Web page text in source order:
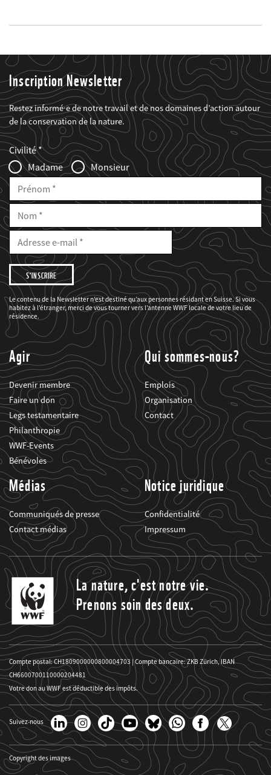
Inscription Newsletter
Restez informé·e de notre travail et de nos domaines d’action autour
de la conservation de la nature.
Web2Case
Infofelder
Fieldset
anrede_name
Civilité
Madame
Monsieur
Prénom
Nom
E-
Mail
Adresse
mail
Je
souhaite
être
informé(e)
des
projets
du
WWF.
Le contenu de la Newsletter n’est destiné qu’aux personnes résidant en Suisse. Si vous
habitez à l’étranger, merci de vous tourner vers l’antenne WWF locale de votre lieu de
résidence.
Agir
Devenir membre
Faire un don
Legs testamentaire
Philanthropie
WWF-Events
Bénévoles
Qui sommes-nous?
Emplois
Organisation
Contact
Médias
Communiqués de presse
Contact médias
Notice juridique
Confidentialité
Impressum
La nature, c'est notre vie.
Prenons soin des deux.
Compte postal: CH1809000000800004703 | Compte bancaire: ZKB Zürich, IBAN
CH6600700110000204481
Votre don au WWF est déductible des impôts.
Suivez-nous
Copyright des images